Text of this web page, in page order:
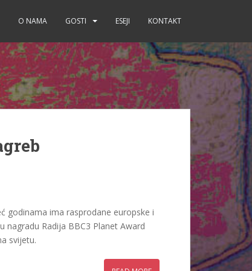
O NAMA GOSTI ESEJI KONTAKT
godinama ima rasprodane europske i
Radija BBC3 Planet Award
svijetu.